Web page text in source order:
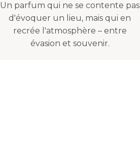
Un parfum qui ne se contente pas
d'évoquer un lieu, mais qui en
recrée l'atmosphère – entre
évasion et souvenir.